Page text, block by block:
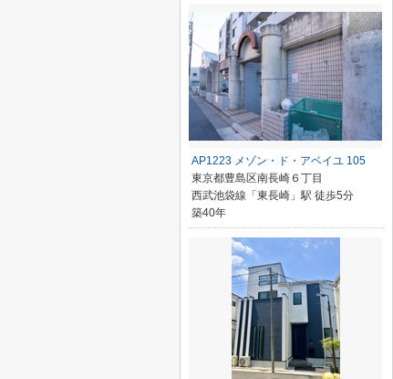
AP1223 メゾン・ド・アベイユ 105
東京都豊島区南長崎６丁目
西武池袋線「東長崎」駅 徒歩5分
築40年